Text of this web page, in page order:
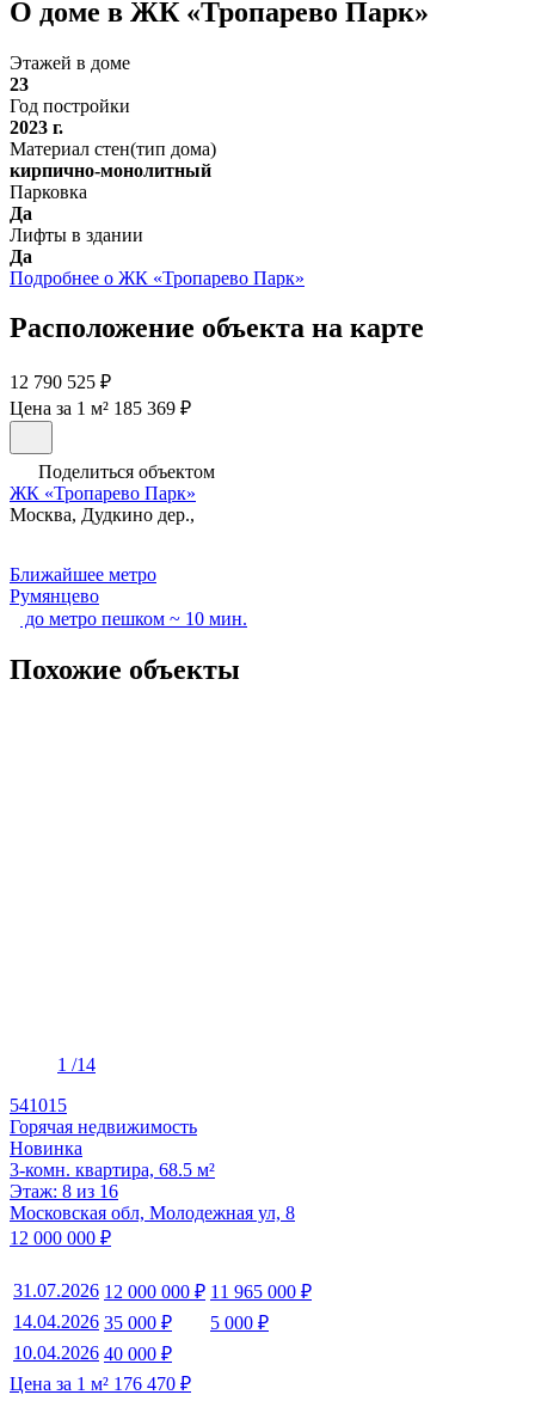
О доме в ЖК «Тропарево Парк»
Этажей в доме
23
Год постройки
2023 г.
Материал стен(тип дома)
кирпично-монолитный
Парковка
Да
Лифты в здании
Да
Подробнее о ЖК «Тропарево Парк»
Расположение объекта на карте
12 790 525 ₽
Цена за 1 м² 185 369 ₽
Поделиться объектом
ЖК «Тропарево Парк»
Москва, Дудкино дер.,
Ближайшее метро
Румянцево
до метро пешком ~ 10 мин.
Похожие объекты
1 /14
541015
Горячая недвижимость
Новинка
3-комн. квартира, 68.5 м²
Этаж: 8 из 16
Московская обл, Молодежная ул, 8
12 000 000 ₽
31.07.2026 12 000 000 ₽ 11 965 000 ₽
14.04.2026 35 000 ₽
5 000 ₽
10.04.2026 40 000 ₽
Цена за 1 м² 176 470 ₽